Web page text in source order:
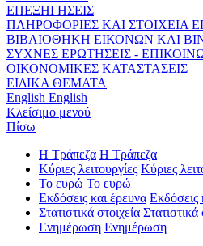
ΕΠΕΞΗΓΗΣΕΙΣ
ΠΛΗΡΟΦΟΡΙΕΣ ΚΑΙ ΣΤΟΙΧΕΙΑ
ΒΙΒΛΙΟΘΗΚΗ ΕΙΚΟΝΩΝ ΚΑΙ
ΣΥΧΝΕΣ ΕΡΩΤΗΣΕΙΣ -
ΟΙΚΟΝΟΜΙΚΕΣ ΚΑΤΑΣΤΑΣΕΙΣ
ΕΙΔΙΚΑ ΘΕΜΑΤΑ
English English
Κλείσιμο μενού
Πίσω
Η Τράπεζα Η Τράπεζα
Κύριες λειτουργίες Κύριες
Το ευρώ Το ευρώ
Εκδόσεις και έρευνα Εκδόσεις
Στατιστικά στοιχεία Στατιστικά
Ενημέρωση Ενημέρωση